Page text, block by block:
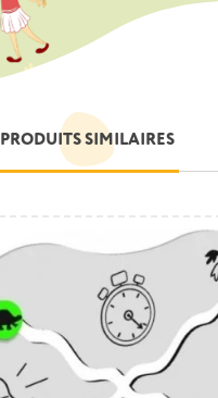
PRODUITS SIMILAIRES